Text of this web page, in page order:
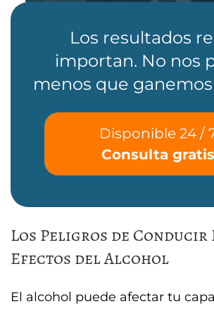
Los resultados
importan. No nos
menos que ganemos
Disponible 24 /
Consulta gratis
Los Peligros de Conducir
Efectos del Alcohol
El alcohol puede afectar tu